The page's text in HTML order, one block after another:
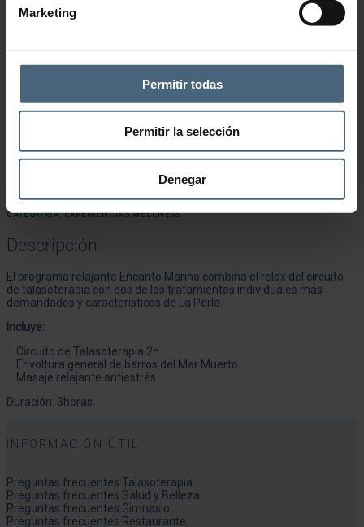
Marketing
Permitir todas
Permitir la selección
Denegar
Añadir a la lista de deseos
CATEGORÍA:EXPERIENCIAS WELLNESS
Descripción
El programa relajante Encanto Marino combina el relax del circuito
de talasoterapia con dos de los tratamientos individuales más
demandados y característicos de La Perla.
Incluye:
– Circuito de Talasoterapia 2h
– Envoltura general de barros del Mar Muerto
– Masaje relajante antiestrés
Duración: 3horas.
INFORMACIÓN ÚTIL
Preguntas frecuentes Talasoterapia
Preguntas frecuentes Salud y Belleza
Preguntas frecuentes Gimnasio
Preguntas frecuentes Restaurante